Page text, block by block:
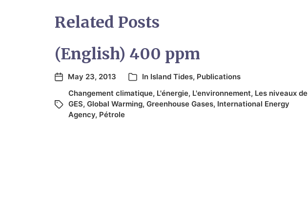
Related Posts
(English) 400 ppm
May 23, 2013 In Island Tides, Publications
Changement climatique, L'énergie, L'environnement, Les niveaux de
GES, Global Warming, Greenhouse Gases, International Energy
Agency, Pétrole